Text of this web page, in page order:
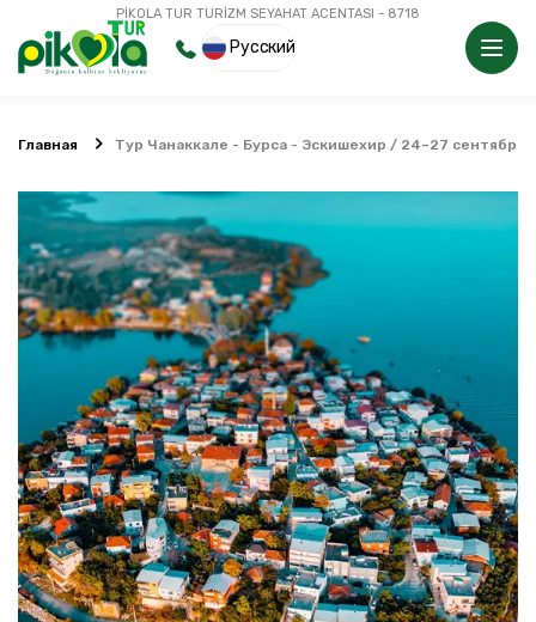
PİKOLA TUR TURİZM SEYAHAT ACENTASI - 8718
Русский
Главная Тур Чанаккале - Бурса - Эскишехир / 24–27 сентября